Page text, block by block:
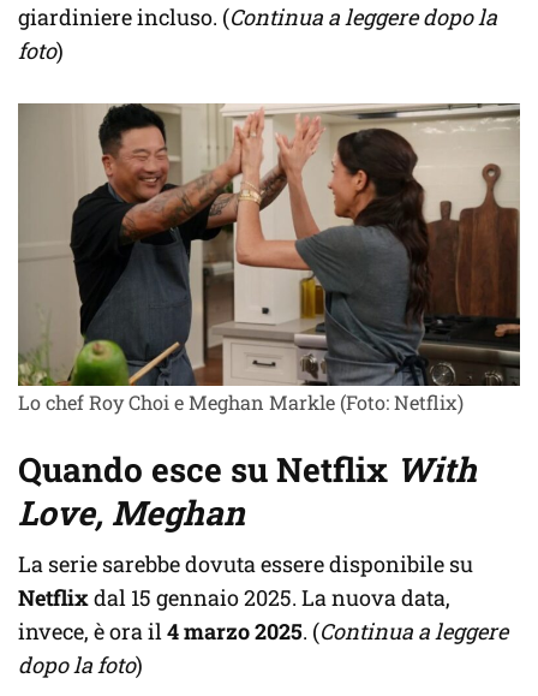
giardiniere incluso. (Continua a leggere dopo la
foto)
Lo chef Roy Choi e Meghan Markle (Foto: Netflix)
Quando esce su Netflix With
Love, Meghan
La serie sarebbe dovuta essere disponibile su
Netflixdal 15 gennaio 2025. La nuova data,
invece, è ora il4 marzo 2025. (Continua a leggere
dopo la foto)